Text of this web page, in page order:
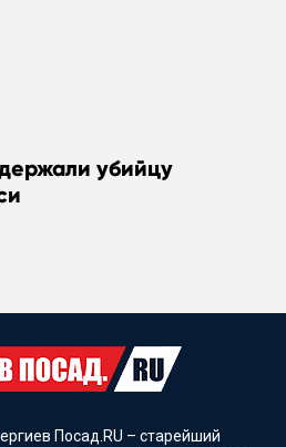
убийцу
Посад.RU – старейший